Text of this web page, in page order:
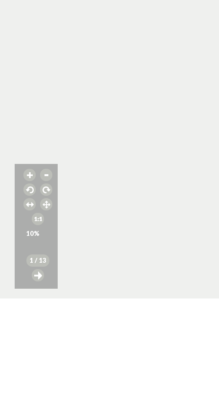
10%
1 / 13